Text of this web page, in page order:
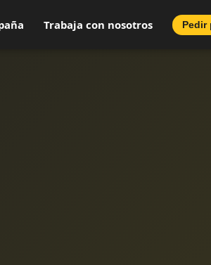
Trabaja con nosotros Pedir